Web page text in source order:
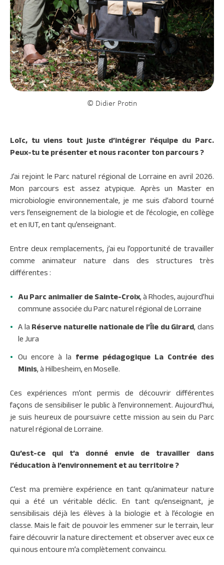
© Didier Protin
Loïc, tu viens tout juste d’intégrer l’équipe du Parc.
Peux-tu te présenter et nous raconter ton parcours ?
J’ai rejoint le Parc naturel régional de Lorraine en avril 2026.
Mon parcours est assez atypique. Après un Master en
microbiologie environnementale, je me suis d’abord tourné
vers l’enseignement de la biologie et de l’écologie, en collège
et en IUT, en tant qu’enseignant.
Entre deux remplacements, j’ai eu l’opportunité de travailler
comme animateur nature dans des structures très
différentes :
Au Parc animalier de Sainte-Croix, à Rhodes, aujourd’hui
commune associée du Parc naturel régional de Lorraine
A laRéserve naturelle nationale de l’Île du Girard, dans
le Jura
Ou encore à la ferme pédagogique La Contrée des
Minis, à Hilbesheim, en Moselle.
Ces expériences m’ont permis de découvrir différentes
façons de sensibiliser le public à l’environnement. Aujourd’hui,
je suis heureux de poursuivre cette mission au sein du Parc
naturel régional de Lorraine.
Qu’est-ce qui t’a donné envie de travailler dans
l’éducation à l’environnement et au territoire ?
C’est ma première expérience en tant qu’animateur nature
qui a été un véritable déclic. En tant qu’enseignant, je
sensibilisais déjà les élèves à la biologie et à l’écologie en
classe. Mais le fait de pouvoir les emmener sur le terrain, leur
faire découvrir la nature directement et observer avec eux ce
qui nous entoure m’a complètement convaincu.